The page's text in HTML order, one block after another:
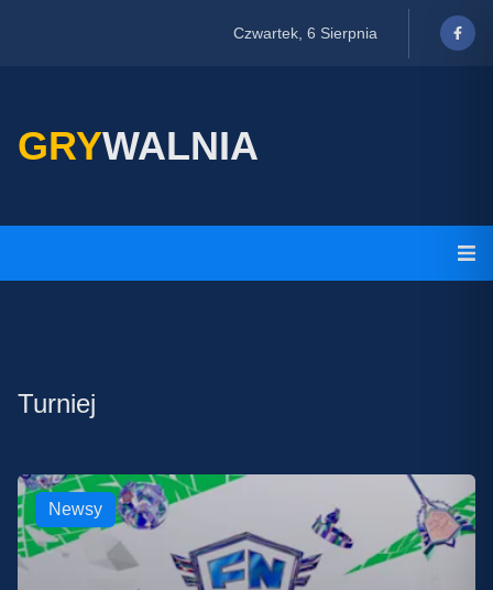
Czwartek, 6 Sierpnia
GRYWALNIA
Turniej
Newsy